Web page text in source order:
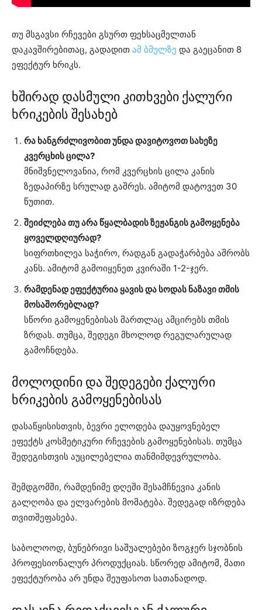
თუ მსგავსი რჩევები გსურთ ფეხსაცმელთან
დაკავშირებითაც, გადადით ამ ბმულზე და გაეცანით 8
ეფექტურ ხრიკს.
ხშირად დასმული კითხვები ქალური
ხრიკების შესახებ
რა ხანგრძლივობით უნდა დავიტოვოთ სახეზე
კვერცხის ცილა?
მნიშვნელოვანია, რომ კვერცხის ცილა კანის
ზედაპირზე სრულად გაშრეს. ამიტომ დატოვეთ 30
წუთით.
შეიძლება თუ არა წყალბადის ზეჟანგის გამოყენება
ყოველდღიურად?
სიფრთხილეა საჭირო, რადგან გადაჭარბება აშრობს
კანს. ამიტომ გამოიყენეთ კვირაში 1-2-ჯერ.
რამდენად ეფექტურია ყავის და სოდას ნაზავი თმის
მოსაშორებლად?
სწორი გამოყენებისას მართლაც ამცირებს თმის
ზრდას. თუმცა, შედეგი მხოლოდ რეგულარულად
გამოჩნდება.
მოლოდინი და შედეგები ქალური
ხრიკების გამოყენებისას
დასაწყისისთვის, ბევრი ელოდება დაუყოვნებელ
ეფექტს კოსმეტიკური რჩევების გამოყენებისას. თუმცა
შედეგისთვის აუცილებელია თანმიმდევრულობა.
შემდგომში, რამდენიმე დღეში შესამჩნევია კანის
გალღობა და ელვარების მომატება. შედეგად იზრდება
თვითშეფასება.
საბოლოოდ, ბუნებრივი საშუალებები ზოგჯერ სჯობნის
პროფესიონალურ პროდუქციას. სწორედ ამიტომ, მათი
ეფექტურობა არ უნდა შეუფასოთ სათანადოდ.